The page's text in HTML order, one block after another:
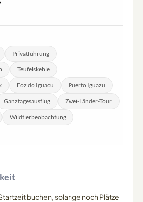
auf der brasilianischen Seite
Zeitpunkt der Buchung, damit
richtigen Abholpunkt arrangieren
Privatführung
Teufelskehle
Foz do Iguacu Puerto Iguazu
Ganztagesausflug Zwei-Länder-Tour
Wildtierbeobachtung
buchen, solange noch Plätze